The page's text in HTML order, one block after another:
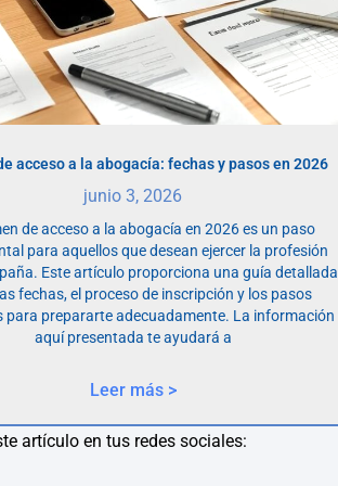
acceso a la abogacía: fechas y pasos en 2026
junio 3, 2026
de acceso a la abogacía en 2026 es un paso
para aquellos que desean ejercer la profesión
Este artículo proporciona una guía detallada
fechas, el proceso de inscripción y los pasos
para prepararte adecuadamente. La información
aquí presentada te ayudará a
Leer más >
artículo en tus redes sociales: